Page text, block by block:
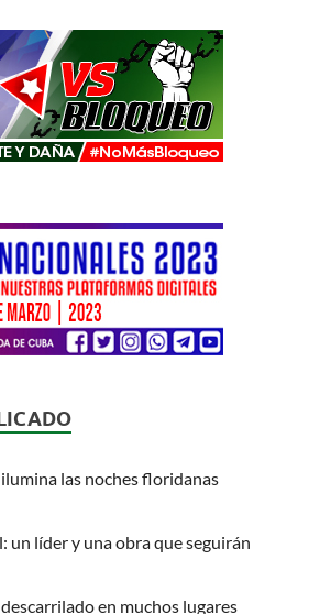
las noches floridanas
un líder y una obra que seguirán
en muchos lugares